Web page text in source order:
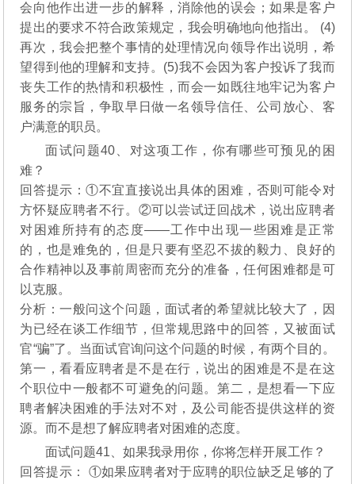
会向他作出进一步的解释，消除他的误会；如果是客户
提出的要求不符合政策规定，我会明确地向他指出。 (4)
再次，我会把整个事情的处理情况向领导作出说明，希
望得到他的理解和支持。(5)我不会因为客户投诉了我而
丧失工作的热情和积极性，而会一如既往地牢记为客户
服务的宗旨，争取早日做一名领导信任、公司放心、客
户满意的职员。
面试问题40、对这项工作，你有哪些可预见的困
难？
回答提示：①不宜直接说出具体的困难，否则可能令对
方怀疑应聘者不行。②可以尝试迂回战术，说出应聘者
对困难所持有的态度——工作中出现一些困难是正常
的，也是难免的，但是只要有坚忍不拔的毅力、良好的
合作精神以及事前周密而充分的准备，任何困难都是可
以克服。
分析：一般问这个问题，面试者的希望就比较大了，因
为已经在谈工作细节，但常规思路中的回答，又被面试
官“骗”了。当面试官询问这个问题的时候，有两个目的。
第一，看看应聘者是不是在行，说出的困难是不是在这
个职位中一般都不可避免的问题。第二，是想看一下应
聘者解决困难的手法对不对，及公司能否提供这样的资
源。而不是想了解应聘者对困难的态度。
面试问题41、如果我录用你，你将怎样开展工作？
回答提示： ①如果应聘者对于应聘的职位缺乏足够的了